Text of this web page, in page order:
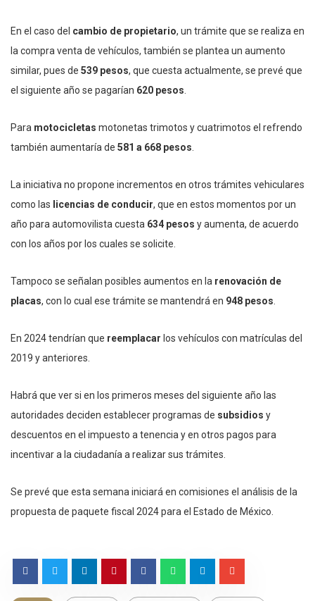
En el caso del cambio de propietario, un trámite que se realiza en
la compra venta de vehículos, también se plantea un aumento
similar, pues de 539 pesos, que cuesta actualmente, se prevé que
el siguiente año se pagarían 620 pesos
Para motocicletas motonetas trimotos y cuatrimotos el refrendo
también aumentaría de 581 a 668 pesos
La iniciativa no propone incrementos en otros trámites vehiculares
como las licencias de conducir, que en estos momentos por un
año para automovilista cuesta 634 pesos y aumenta, de acuerdo
con los años por los cuales se solicite.
Tampoco se señalan posibles aumentos en la renovación de
placas, con lo cual ese trámite se mantendrá en 948 pesos
En 2024 tendrían que reemplacar los vehículos con matrículas del
2019 y anteriores.
Habrá que ver si en los primeros meses del siguiente año las
autoridades deciden establecer programas de subsidios y
descuentos en el impuesto a tenencia y en otros pagos para
incentivar a la ciudadanía a realizar sus trámites.
Se prevé que esta semana iniciará en comisiones el análisis de la
propuesta de paquete fiscal 2024 para el Estado de México.